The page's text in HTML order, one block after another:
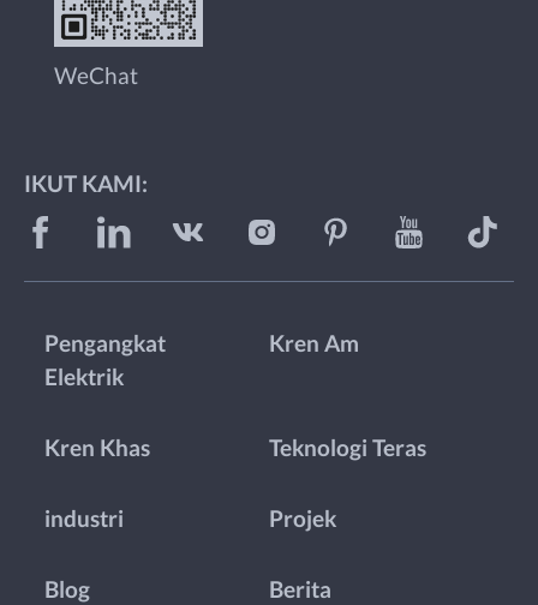
WeChat
IKUT KAMI:
Pengangkat
Elektrik
Kren Am
Kren Khas Teknologi Teras
industri Projek
Blog Berita